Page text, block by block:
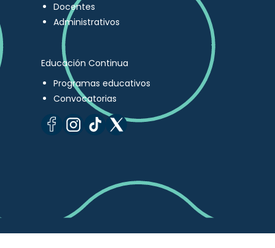
Docentes
Administrativos
Educación Continua
Programas educativos
Convocatorias